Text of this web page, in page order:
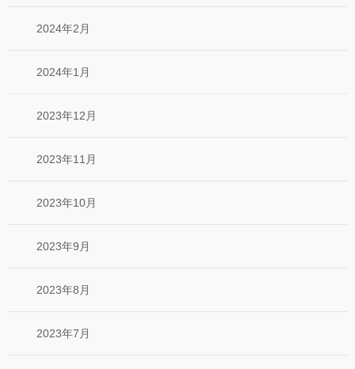
2024年2月
2024年1月
2023年12月
2023年11月
2023年10月
2023年9月
2023年8月
2023年7月